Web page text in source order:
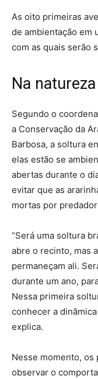
As oito primeiras
de ambientação em
com as quais serão
Na natureza
Segundo o
a Conservação da
Barbosa, a soltura
elas estão se
abertas durante o
evitar que as
mortas por
“Será uma soltura
abre o recinto, mas
permaneçam ali.
durante um ano,
Nessa primeira
conhecer a
explica.
Nesse momento,
observar o